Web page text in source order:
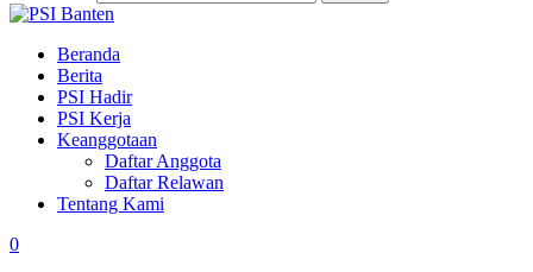
Beranda
Berita
PSI Hadir
PSI Kerja
Keanggotaan
Daftar Anggota
Daftar Relawan
Tentang Kami
0